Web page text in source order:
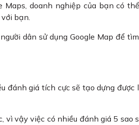
doanh nghiệp của bạn có
bạn.
dân sử dụng Google Map để
đánh giá tích cực sẽ tạo dựng được
vì vậy việc có nhiều đánh giá 5 sao